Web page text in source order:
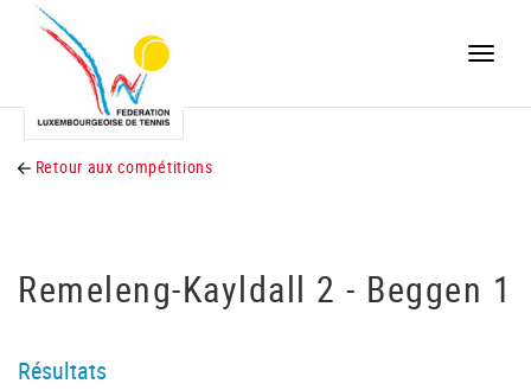
Toggle
Retour aux compétitions
Remeleng-Kayldall 2 - Beggen 1
Résultats